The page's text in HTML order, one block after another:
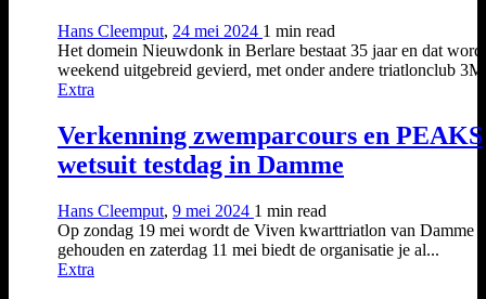
Hans Cleemput, 24 mei 2024 1 min read
Het domein Nieuwdonk in Berlare bestaat 35 jaar en dat
weekend uitgebreid gevierd, met onder andere triatlonclub
Extra
Verkenning zwemparcours en PEAKS
wetsuit testdag in Damme
Hans Cleemput, 9 mei 2024 1 min read
Op zondag 19 mei wordt de Viven kwarttriatlon van Damme
gehouden en zaterdag 11 mei biedt de organisatie je al...
Extra